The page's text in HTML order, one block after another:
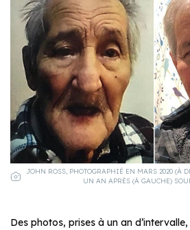
JOHN ROSS, PHOTOGRAPHIÉ EN MARS 2020 (À
UN AN APRÈS (À GAUCHE)
Des photos, prises à un an